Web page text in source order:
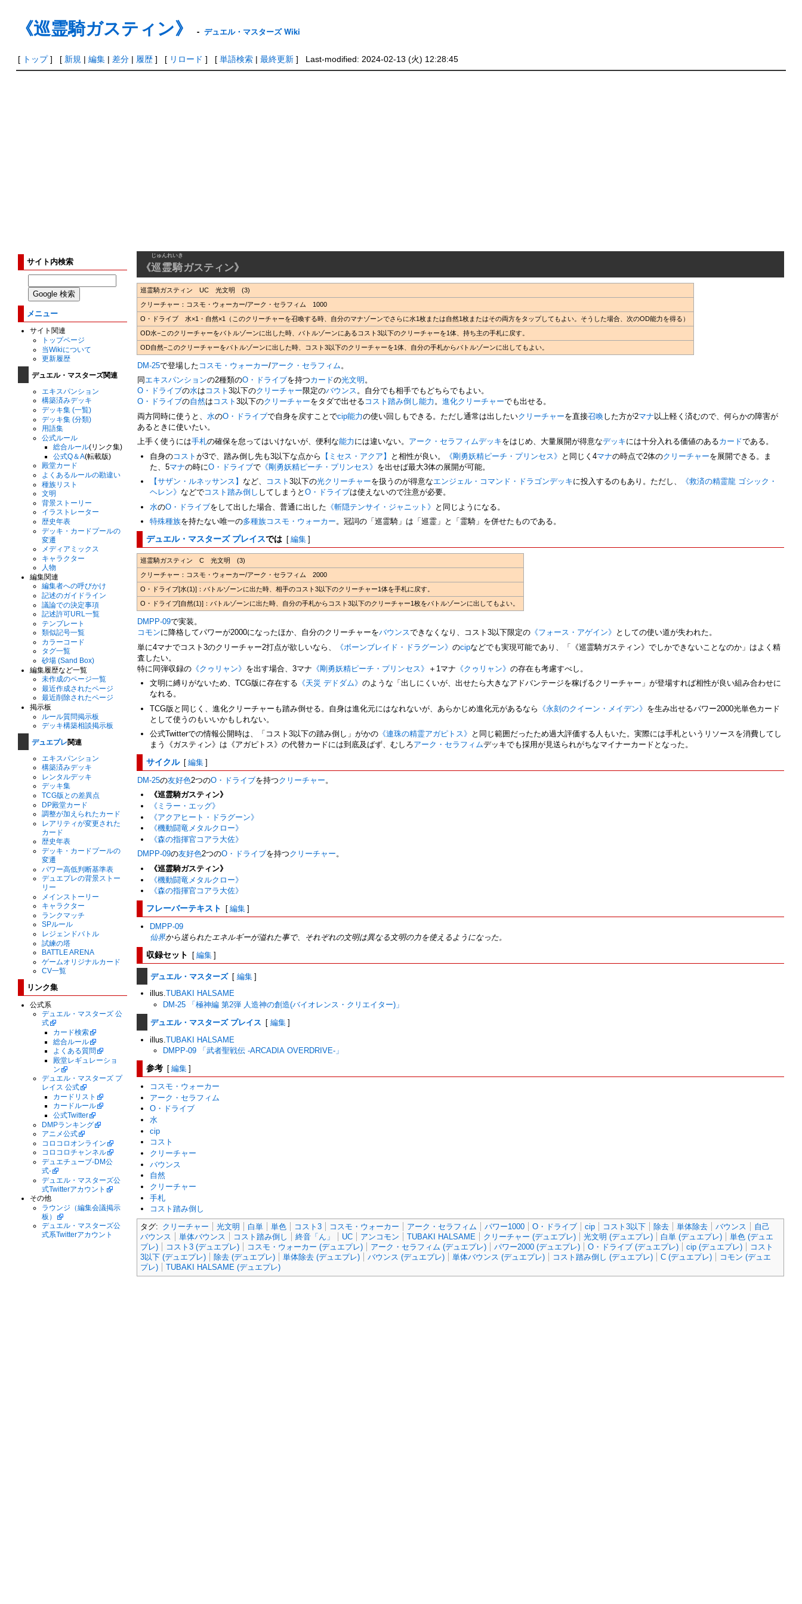
《巡霊騎ガスティン》 - デュエル・マスターズ Wiki
[ トップ] [ 新規| 編集| 差分| 履歴] [ リロード ] [ 単語検索| 最終更新] Last-modified: 2024-02-13 (火) 12:28:45
サイト内検索
メニュー
サイト関連
トップページ
当Wikiについて
更新履歴
デュエル・マスターズ関連
エキスパンション
構築済みデッキ
デッキ集 (一覧)
デッキ集 (分類)
用語集
公式ルール
総合ルール(リンク集)
公式Q＆A(転載版)
殿堂カード
よくあるルールの勘違い
種族リスト
文明
背景ストーリー
イラストレーター
歴史年表
デッキ・カードプールの
変遷
メディアミックス
キャラクター
人物
編集関連
編集者への呼びかけ
記述のガイドライン
議論での決定事項
記述許可URL一覧
テンプレート
類似記号一覧
カラーコード
タグ一覧
砂場 (Sand Box)
編集履歴など一覧
未作成のページ一覧
最近作成されたページ
最近削除されたページ
掲示板
ルール質問掲示板
デッキ構築相談掲示板
デュエプレ関連
エキスパンション
構築済みデッキ
レンタルデッキ
デッキ集
TCG版との差異点
DP殿堂カード
調整が加えられたカード
レアリティが変更された
カード
歴史年表
デッキ・カードプールの
変遷
パワー高低判断基準表
デュエプレの背景ストー
リー
メインストーリー
キャラクター
ランクマッチ
SPルール
レジェンドバトル
試練の塔
BATTLE ARENA
ゲームオリジナルカード
CV一覧
リンク集
公式系
デュエル・マスターズ 公
式
カード検索
総合ルール
よくある質問
殿堂レギュレーショ
ン
デュエル・マスターズ プ
レイス 公式
カードリスト
カードルール
公式Twitter
DMPランキング
アニメ公式
コロコロオンライン
コロコロチャンネル
デュエチューブ-DM公
式-
デュエル・マスターズ公
式Twitterアカウント
その他
ラウンジ（編集会議掲示
板）
デュエル・マスターズ公
式系Twitterアカウント
《巡霊騎
じゅんれいき
ガスティン》
巡霊騎ガスティン UC 光文明 (3)
クリーチャー：コスモ・ウォーカー/アーク・セラフィム 1000
O・ドライブ 水×1・自然×1（このクリーチャーを召喚する時、自分のマナゾーンでさらに水1枚または自然1枚またはその両方をタップしてもよい。そうした場合、次のOD能力を得る）
OD水−このクリーチャーをバトルゾーンに出した時、バトルゾーンにあるコスト3以下のクリーチャーを1体、持ち主の手札に戻す。
OD自然−このクリーチャーをバトルゾーンに出した時、コスト3以下のクリーチャーを1体、自分の手札からバトルゾーンに出してもよい。
DM-25で登場した コスモ・ウォーカー/アーク・セラフィム 。
同 エキスパンションの2種類のO・ドライブを持つカードの光文明 。
O・ドライブの水は コスト3以下のクリーチャー限定のバウンス。自分でも相手でもどちらでもよい。
O・ドライブの自然は コスト3以下のクリーチャーをタダで出せる コスト踏み倒し能力 。進化クリーチャーでも出せる。
両方同時に使うと、水のO・ドライブで自身を戻すことでcip能力の使い回しもできる。ただし通常は出したいクリーチャーを直接召喚した方が2マナ 以上軽く済むので、何らかの障害が
あるときに使いたい。
上手く使うには手札の確保を怠ってはいけないが、便利な能力 には違いない。 アーク・セラフィムデッキをはじめ、大量展開が得意なデッキには十分入れる価値のあるカードである。
自身のコスト が3で、踏み倒し先も3以下な点から 【ミセス・アクア】 と相性が良い。 《剛勇妖精ピーチ・プリンセス》 と同じく4マナの時点で2体のクリーチャーを展開できる。ま
た、5マナの時にO・ドライブで《剛勇妖精ピーチ・プリンセス》 を出せば最大3体の展開が可能。
【サザン・ルネッサンス】 など、 コスト 3以下の光クリーチャーを扱うのが得意なエンジェル・コマンド・ドラゴンデッキに投入するのもあり。ただし、
《救済の精霊龍 ゴシック・
ヘレン》 などでコスト踏み倒し してしまうと O・ドライブは使えないので注意が必要。
水のO・ドライブをして出した場合、普通に出した 《斬隠テンサイ・ジャニット》 と同じようになる。
特殊種族を持たない唯一の多種族コスモ・ウォーカー。冠詞の「巡霊騎」は「巡霊」と「霊騎」を併せたものである。
デュエル・マスターズ プレイスでは [編集]
巡霊騎ガスティン C 光文明 (3)
クリーチャー：コスモ・ウォーカー/アーク・セラフィム 2000
O・ドライブ[水(1)]：バトルゾーンに出た時、相手のコスト3以下のクリーチャー1体を手札に戻す。
O・ドライブ[自然(1)]：バトルゾーンに出た時、自分の手札からコスト3以下のクリーチャー1枚をバトルゾーンに出してもよい。
DMPP-09で実装。
コモンに降格してパワーが2000になったほか、自分のクリーチャーをバウンスできなくなり、コスト3以下限定の 《フォース・アゲイン》 としての使い道が失われた。
単に4マナでコスト3のクリーチャー2打点が欲しいなら、
《ボーンブレイド・ドラグーン》のcipなどでも実現可能であり、「《巡霊騎ガスティン》でしかできないことなのか」はよく精
査したい。
特に同弾収録の 《クゥリャン》 を出す場合、3マナ 《剛勇妖精ピーチ・プリンセス》 ＋1マナ 《クゥリャン》の存在も考慮すべし。
文明に縛りがないため、TCG版に存在する 《天災 デドダム》 のような「出しにくいが、出せたら大きなアドバンテージを稼げるクリーチャー」が登場すれば相性が良い組み合わせに
なれる。
TCG版と同じく、進化クリーチャーも踏み倒せる。自身は進化元にはなれないが、あらかじめ進化元があるなら 《永刻のクイーン・メイデン》 を生み出せるパワー2000光単色カード
として使うのもいいかもしれない。
公式Twitterでの情報公開時は、「コスト3以下の踏み倒し」がかの《連珠の精霊アガピトス》 と同じ範囲だったため過大評価する人もいた。実際には手札というリソースを消費してし
まう《ガスティン》は《アガピトス》の代替カードには到底及ばず、むしろアーク・セラフィムデッキでも採用が見送られがちなマイナーカードとなった。
サイクル [編集]
DM-25の友好色2つのO・ドライブを持つクリーチャー 。
《巡霊騎ガスティン》
《ミラー・エッグ》
《アクアヒート・ドラグーン》
《機動闘竜メタルクロー》
《森の指揮官コアラ大佐》
DMPP-09の友好色2つのO・ドライブを持つクリーチャー。
《巡霊騎ガスティン》
《機動闘竜メタルクロー》
《森の指揮官コアラ大佐》
フレーバーテキスト [編集]
DMPP-09
仙界から送られたエネルギーが溢れた事で、それぞれの文明は異なる文明の力を使えるようになった。
収録セット [編集]
デュエル・マスターズ [ 編集]
illus.TUBAKI HALSAME
DM-25 「極神編 第2弾 人造神の創造(バイオレンス・クリエイター)」
デュエル・マスターズ プレイス [ 編集]
illus. TUBAKI HALSAME
DMPP-09 「武者聖戦伝 -ARCADIA OVERDRIVE-」
参考 [編集]
コスモ・ウォーカー
アーク・セラフィム
O・ドライブ
水
cip
コスト
クリーチャー
バウンス
自然
クリーチャー
手札
コスト踏み倒し
タグ: クリーチャー 光文明 白単 単色 コスト3 コスモ・ウォーカー アーク・セラフィム パワー1000 O・ドライブ cip コスト3以下 除去 単体除去 バウンス
自己
バウンス
単体バウンス コスト踏み倒し 終音「ん」 UC アンコモン TUBAKI HALSAME クリーチャー (デュエプレ) 光文明 (デュエプレ) 白単 (デュエプレ)
単色 (デュエ
プレ)
コスト3 (デュエプレ) コスモ・ウォーカー (デュエプレ) アーク・セラフィム (デュエプレ) パワー2000 (デュエプレ) O・ドライブ (デュエプレ) cip (デュエプレ)
コスト
3以下 (デュエプレ)
除去 (デュエプレ) 単体除去 (デュエプレ) バウンス (デュエプレ) 単体バウンス (デュエプレ) コスト踏み倒し (デュエプレ) C (デュエプレ)
コモン (デュエ
プレ)
TUBAKI HALSAME (デュエプレ)